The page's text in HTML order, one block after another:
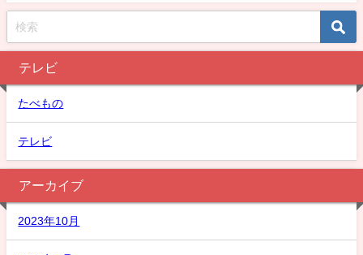
テレビ
たべもの
テレビ
アーカイブ
2023年10月